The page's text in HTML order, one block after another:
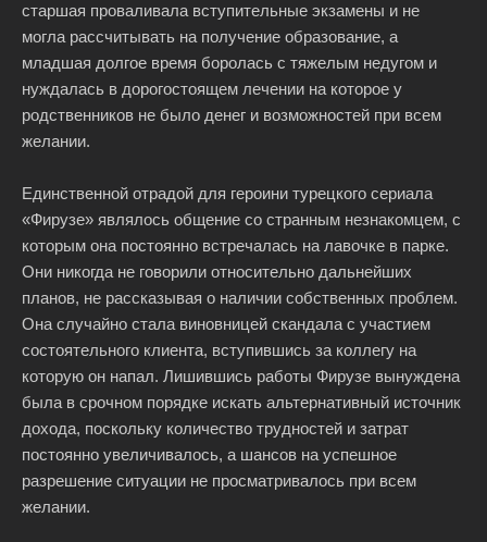
старшая проваливала вступительные экзамены и не
могла рассчитывать на получение образование, а
младшая долгое время боролась с тяжелым недугом и
нуждалась в дорогостоящем лечении на которое у
родственников не было денег и возможностей при всем
желании.
Единственной отрадой для героини турецкого сериала
«Фирузе» являлось общение со странным незнакомцем, с
которым она постоянно встречалась на лавочке в парке.
Они никогда не говорили относительно дальнейших
планов, не рассказывая о наличии собственных проблем.
Она случайно стала виновницей скандала с участием
состоятельного клиента, вступившись за коллегу на
которую он напал. Лишившись работы Фирузе вынуждена
была в срочном порядке искать альтернативный источник
дохода, поскольку количество трудностей и затрат
постоянно увеличивалось, а шансов на успешное
разрешение ситуации не просматривалось при всем
желании.